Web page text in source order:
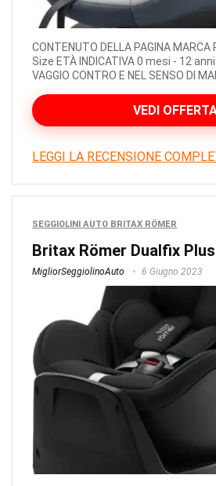
CONTENUTO DELLA PAGINA MARCA
Size ETÀ INDICATIVA 0 mesi - 12 anni
VAGGIO CONTRO E NEL SENSO DI
VEDI
LEGGI LA RECENSIONE
SEGGIOLINI AUTO BRITAX RÖMER
Britax Römer Dualfix Plus
MigliorSeggiolinoAuto 6 Giugno 2023